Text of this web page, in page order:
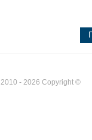
2010 - 2026 Copyright ©